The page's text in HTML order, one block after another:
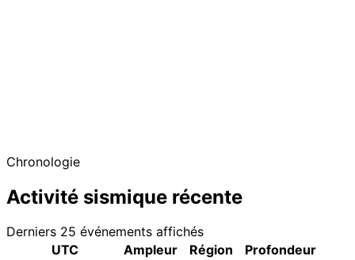
Chronologie
Activité sismique récente
Derniers 25 événements affichés
UTC
Ampleur Région
Profondeur